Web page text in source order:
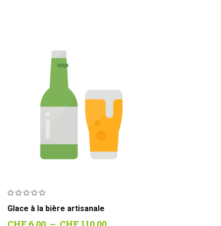
Glace à la bière artisanale